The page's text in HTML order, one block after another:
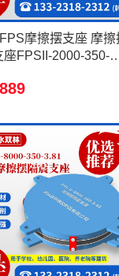
FPS摩擦摆支座 摩擦
座FPSII-2000-350-
摆隔震支座FPSII-